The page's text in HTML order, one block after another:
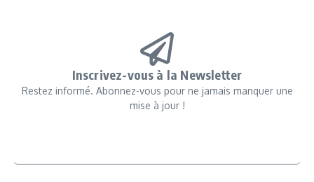
Inscrivez-vous à la Newsletter
Restez informé. Abonnez-vous pour ne jamais manquer une
mise à jour !